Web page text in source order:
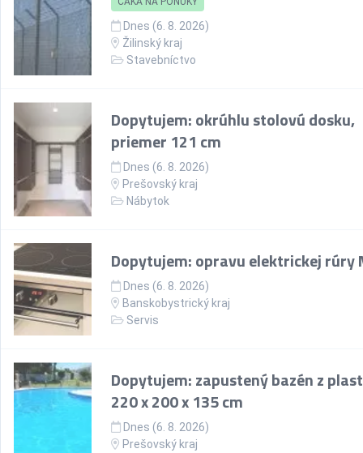
Dnes (6. 8. 2026)
Žilinský kraj
Stavebníctvo
Dopytujem: okrúhlu stolovú dosku,
priemer 121 cm
Dnes (6. 8. 2026)
Prešovský kraj
Nábytok
Dopytujem: opravu elektrickej rúry
Dnes (6. 8. 2026)
Banskobystrický kraj
Servis
Dopytujem: zapustený bazén z
220 x 200 x 135 cm
Dnes (6. 8. 2026)
Prešovský kraj